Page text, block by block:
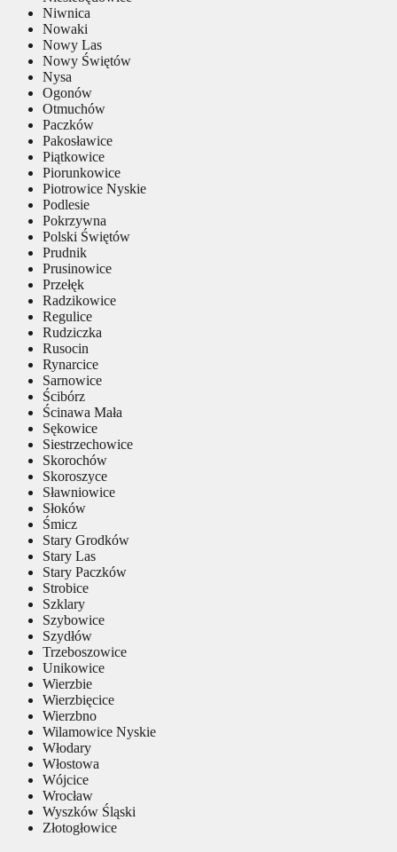
Niwnica
Nowaki
Nowy Las
Nowy Świętów
Nysa
Ogonów
Otmuchów
Paczków
Pakosławice
Piątkowice
Piorunkowice
Piotrowice Nyskie
Podlesie
Pokrzywna
Polski Świętów
Prudnik
Prusinowice
Przełęk
Radzikowice
Regulice
Rudziczka
Rusocin
Rynarcice
Sarnowice
Ścibórz
Ścinawa Mała
Sękowice
Siestrzechowice
Skorochów
Skoroszyce
Sławniowice
Słoków
Śmicz
Stary Grodków
Stary Las
Stary Paczków
Strobice
Szklary
Szybowice
Szydłów
Trzeboszowice
Unikowice
Wierzbie
Wierzbięcice
Wierzbno
Wilamowice Nyskie
Włodary
Włostowa
Wójcice
Wrocław
Wyszków Śląski
Złotogłowice